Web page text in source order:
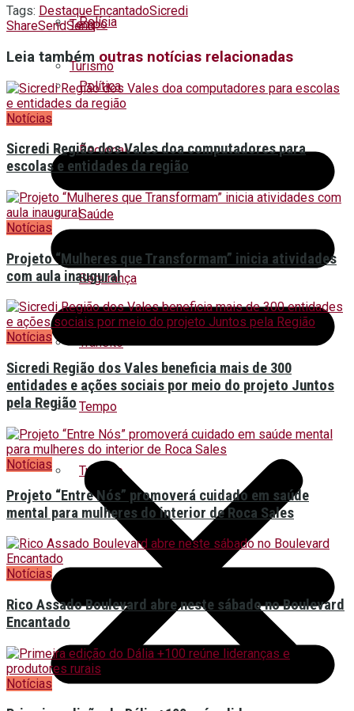
Polícia
Política
Regional
Saúde
Segurança
Trânsito
Tempo
Turismo
Tempo
Turismo
Tags: DestaqueEncantadoSicredi
ShareSendSend
Leia também outras notícias relacionadas
Notícias
Sicredi Região dos Vales doa computadores para
escolas e entidades da região
Notícias
Projeto “Mulheres que Transformam” inicia atividades
com aula inaugural
Notícias
Sicredi Região dos Vales beneficia mais de 300
entidades e ações sociais por meio do projeto Juntos
pela Região
Notícias
Projeto “Entre Nós” promoverá cuidado em saúde
mental para mulheres do interior de Roca Sales
Notícias
Rico Assado Boulevard abre neste sábado no Boulevard
Encantado
Notícias